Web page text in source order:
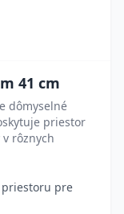
41 cm
dômyselné
priestor
rôznych
priestoru pre